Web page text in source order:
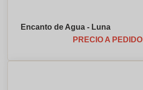
Encanto de Agua - Luna
PRECIO A PEDIDO